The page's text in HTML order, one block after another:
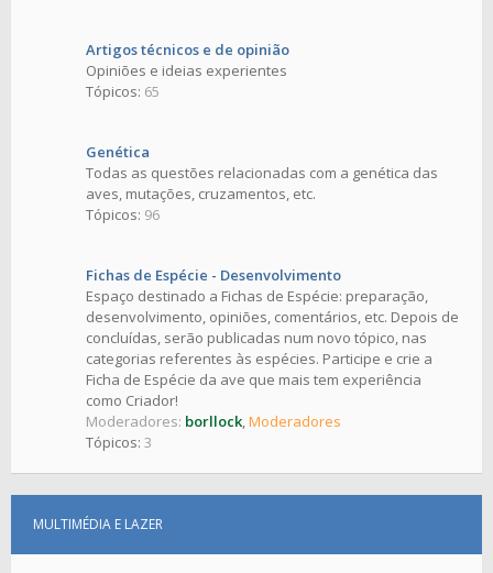
Artigos técnicos e de opinião
Opiniões e ideias experientes
Tópicos: 65
Genética
Todas as questões relacionadas com a genética das
aves, mutações, cruzamentos, etc.
Tópicos: 96
Fichas de Espécie - Desenvolvimento
Espaço destinado a Fichas de Espécie: preparação,
desenvolvimento, opiniões, comentários, etc. Depois de
concluídas, serão publicadas num novo tópico, nas
categorias referentes às espécies. Participe e crie a
Ficha de Espécie da ave que mais tem experiência
como Criador!
Moderadores: borllock,Moderadores
Tópicos: 3
MULTIMÉDIA E LAZER